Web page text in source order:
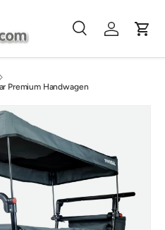
SucheEinloggen
Premium Handwagen